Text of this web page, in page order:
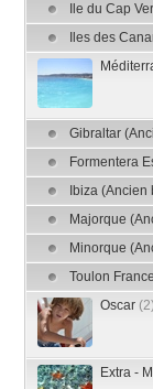
Ile du Cap
Iles des
Gibraltar
Formentera
Ibiza (Ancien
Majorque
Minorque
Toulon
Oscar (2)
Extra -